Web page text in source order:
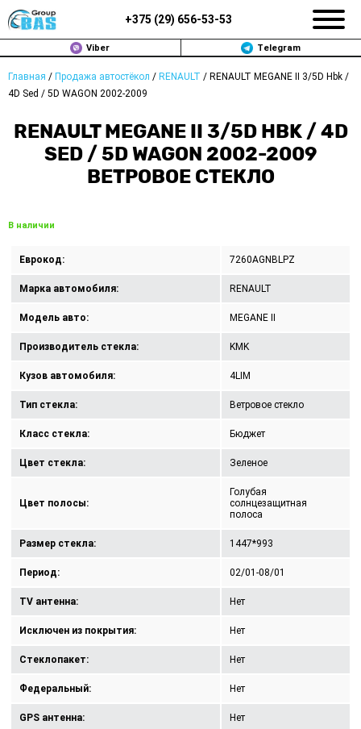
+375 (29) 656-53-53
Viber Telegram
Главная / Продажа автостёкол / RENAULT / RENAULT MEGANE II 3/5D Hbk /
4D Sed / 5D WAGON 2002-2009
RENAULT MEGANE II 3/5D HBK / 4D
SED / 5D WAGON 2002-2009
ВЕТРОВОЕ СТЕКЛО
В наличии
Еврокод: 7260AGNBLPZ
Марка автомобиля: RENAULT
Модель авто: MEGANE II
Производитель стекла: KMK
Кузов автомобиля: 4LIM
Тип стекла: Ветровое стекло
Класс стекла: Бюджет
Цвет стекла: Зеленое
Цвет полосы:
Голубая
солнцезащитная
полоса
Размер стекла: 1447*993
Период: 02/01-08/01
TV антенна: Нет
Исключен из покрытия: Нет
Стеклопакет: Нет
Федеральный: Нет
GPS антенна: Нет
ЗАМЕНА АВТОСТЕКОЛ В МИНСКЕ
ПРОДАЖА АВТОСТЁКОЛ
РЕМОНТ
ПОЛИТИКА КОНФИДЕНЦИАЛЬНОСТИ